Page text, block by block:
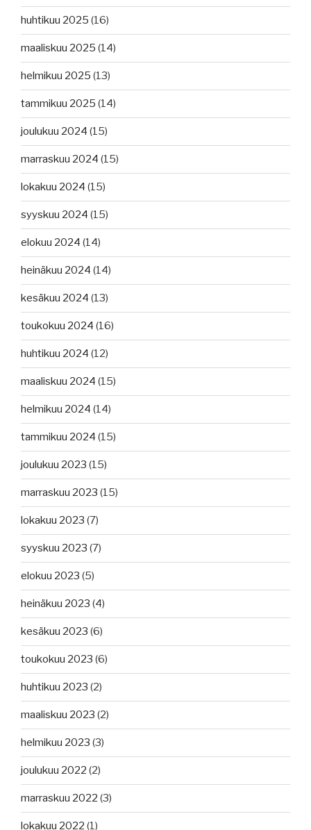
huhtikuu 2025 (16)
maaliskuu 2025 (14)
helmikuu 2025 (13)
tammikuu 2025 (14)
joulukuu 2024 (15)
marraskuu 2024 (15)
lokakuu 2024 (15)
syyskuu 2024 (15)
elokuu 2024 (14)
heinäkuu 2024 (14)
kesäkuu 2024 (13)
toukokuu 2024 (16)
huhtikuu 2024 (12)
maaliskuu 2024 (15)
helmikuu 2024 (14)
tammikuu 2024 (15)
joulukuu 2023 (15)
marraskuu 2023 (15)
lokakuu 2023 (7)
syyskuu 2023 (7)
elokuu 2023 (5)
heinäkuu 2023 (4)
kesäkuu 2023 (6)
toukokuu 2023 (6)
huhtikuu 2023 (2)
maaliskuu 2023 (2)
helmikuu 2023 (3)
joulukuu 2022 (2)
marraskuu 2022 (3)
lokakuu 2022 (1)